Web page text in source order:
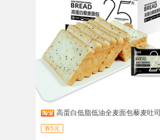
高蛋白低脂低油全麦面包藜麦吐司
券5元